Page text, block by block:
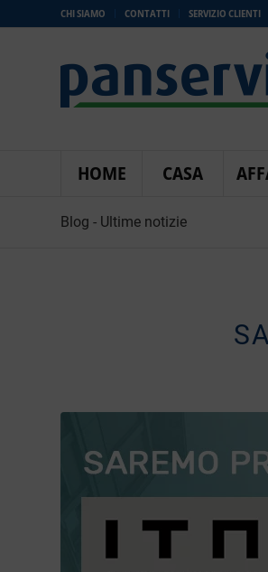
CHI SIAMO CONTATTI SERVIZIO CLIENTI
HOME CASA
Blog - Ultime notizie